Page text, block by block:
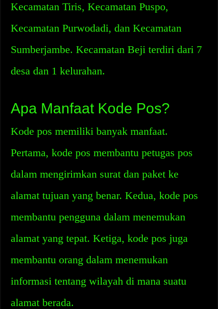
Kecamatan Tiris, Kecamatan Puspo,
Kecamatan Purwodadi, dan Kecamatan
Sumberjambe. Kecamatan Beji terdiri dari 7
desa dan 1 kelurahan.
Apa Manfaat Kode Pos?
Kode pos memiliki banyak manfaat.
Pertama, kode pos membantu petugas pos
dalam mengirimkan surat dan paket ke
alamat tujuan yang benar. Kedua, kode pos
membantu pengguna dalam menemukan
alamat yang tepat. Ketiga, kode pos juga
membantu orang dalam menemukan
informasi tentang wilayah di mana suatu
alamat berada.